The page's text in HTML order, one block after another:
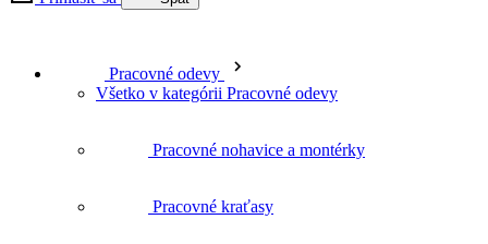
Pracovné odevy
Všetko v kategórii Pracovné odevy
Pracovné nohavice a montérky
Pracovné kraťasy